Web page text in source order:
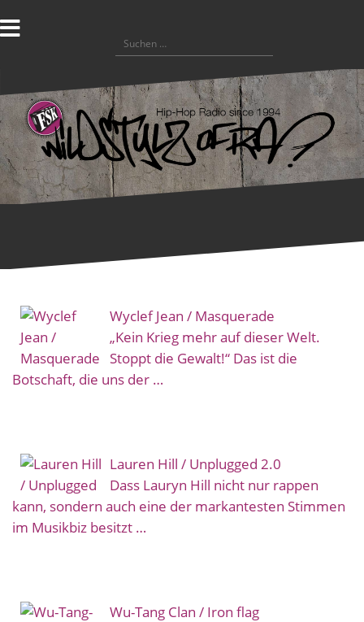
Inhalt
Suchen
nach:
Wyclef Jean / Masquerade
„Kein Krieg mehr auf dieser Welt.
Stoppt die Gewalt!“ Das ist die
Botschaft, die uns der …
Lauren Hill / Unplugged 2.0
Dass Lauryn Hill nicht nur rappen
kann, sondern auch eine der markantesten Stimmen
im Musikbiz besitzt …
Wu-Tang Clan / Iron flag